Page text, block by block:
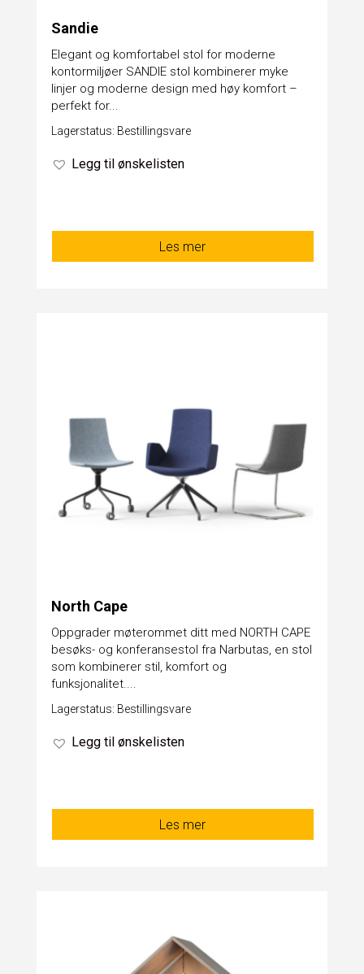
Sandie
Elegant og komfortabel stol for moderne
kontormiljøer SANDIE stol kombinerer myke
linjer og moderne design med høy komfort –
perfekt for...
Lagerstatus: Bestillingsvare
Legg til ønskelisten
Les mer
North Cape
​Oppgrader møterommet ditt med NORTH CAPE
besøks- og konferansestol fra Narbutas, en stol
som kombinerer stil, komfort og
funksjonalitet....
Lagerstatus: Bestillingsvare
Legg til ønskelisten
Les mer